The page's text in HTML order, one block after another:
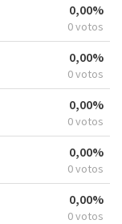
0,00%
0 votos
0,00%
0 votos
0,00%
0 votos
0,00%
0 votos
0,00%
0 votos